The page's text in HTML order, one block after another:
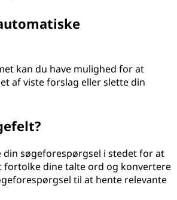
kan du have mulighed for at
af viste forslag eller slette din
søgeforespørgsel i stedet for at
fortolke dine talte ord og konvertere
til at hente relevante